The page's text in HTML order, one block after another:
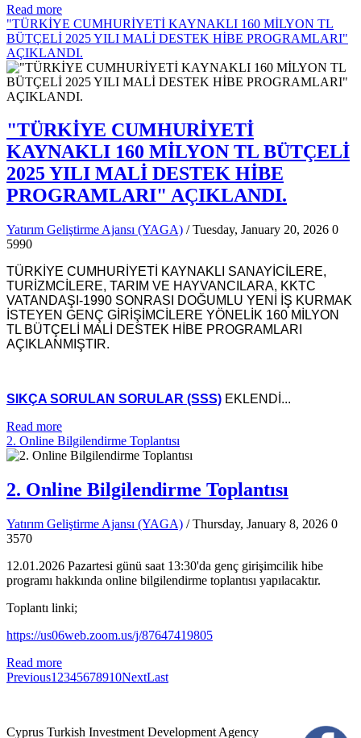
Read more
"TÜRKİYE CUMHURİYETİ KAYNAKLI 160 MİLYON TL
BÜTÇELİ 2025 YILI MALİ DESTEK HİBE PROGRAMLARI"
AÇIKLANDI.
"TÜRKİYE CUMHURİYETİ
KAYNAKLI 160 MİLYON TL BÜTÇELİ
2025 YILI MALİ DESTEK HİBE
PROGRAMLARI" AÇIKLANDI.
Yatırım Geliştirme Ajansı (YAGA) / Tuesday, January 20, 2026 0
5990
TÜRKİYE CUMHURİYETİ KAYNAKLI SANAYİCİLERE,
TURİZMCİLERE, TARIM VE HAYVANCILARA, KKTC
VATANDAŞI-1990 SONRASI DOĞUMLU YENİ İŞ KURMAK
İSTEYEN GENÇ GİRİŞİMCİLERE YÖNELİK 160 MİLYON
TL BÜTÇELİ MALİ DESTEK HİBE PROGRAMLARI
AÇIKLANMIŞTIR.
SIKÇA SORULAN SORULAR (SSS) EKLENDİ...
Read more
2. Online Bilgilendirme Toplantısı
2. Online Bilgilendirme Toplantısı
Yatırım Geliştirme Ajansı (YAGA) / Thursday, January 8, 2026 0
3570
12.01.2026 Pazartesi günü saat 13:30'da genç girişimcilik hibe
programı hakkında online bilgilendirme toplantısı yapılacaktır.
Toplantı linki;
https://us06web.zoom.us/j/87647419805
Read more
Previous1 2345678910NextLast
Cyprus Turkish Investment Development Agency